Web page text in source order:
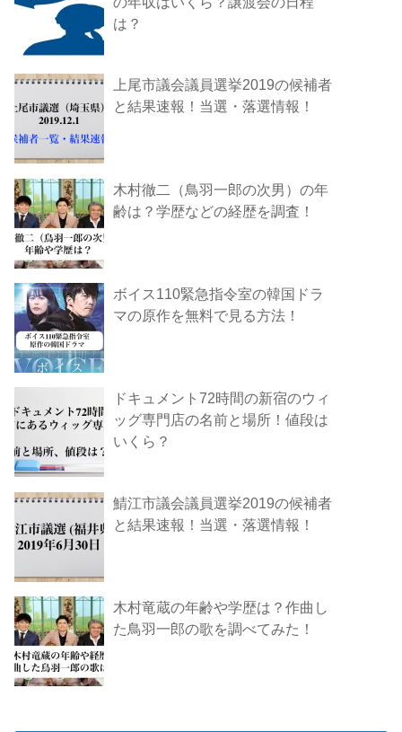
は？
上尾市議会議員選挙2019の候補者
と結果速報！当選・落選情報！
木村徹二（鳥羽一郎の次男）の年
齢は？学歴などの経歴を調査！
ボイス110緊急指令室の韓国ドラ
マの原作を無料で見る方法！
ドキュメント72時間の新宿のウィ
ッグ専門店の名前と場所！値段は
いくら？
鯖江市議会議員選挙2019の候補者
と結果速報！当選・落選情報！
木村竜蔵の年齢や学歴は？作曲し
た鳥羽一郎の歌を調べてみた！